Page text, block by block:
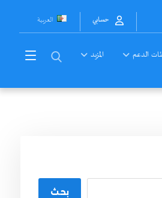
العربية حسابي
الدعم المزيد
بحث